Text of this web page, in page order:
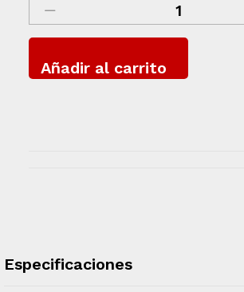
Añadir al carrito
Especificaciones